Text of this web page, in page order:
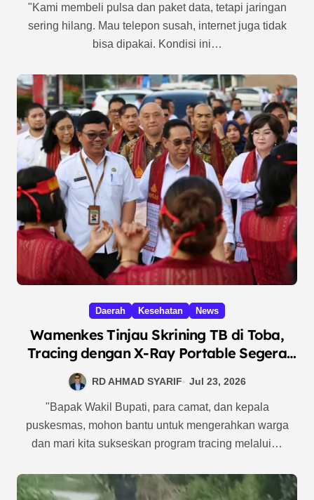
"Kami membeli pulsa dan paket data, tetapi jaringan
sering hilang. Mau telepon susah, internet juga tidak
bisa dipakai. Kondisi ini…
Daerah Kesehatan News
Wamenkes Tinjau Skrining TB di Toba,
Tracing dengan X-Ray Portable Segera
RD AHMAD SYARIF Jul 23, 2026
"Bapak Wakil Bupati, para camat, dan kepala
puskesmas, mohon bantu untuk mengerahkan warga
dan mari kita sukseskan program tracing melalui…